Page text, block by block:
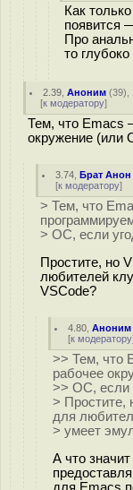
Как
появится
Про
то
2.39 ,Аноним (39),
[к модератору]
Тем, что Emacs
окружение (или
3.74 ,Брат Анон
[к модератору]
> Тем, что
> ОС, если
Простите, но
любителей
VSCode?
4.80 ,Аноним
[к модератору
>> Тем, что
рабочее
>> ОС, если
> Простите,
для
> умеет
А что